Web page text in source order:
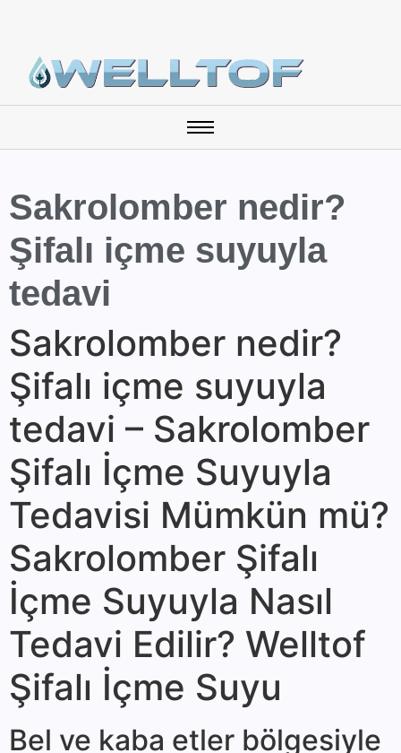
Sakrolomber nedir?
Şifalı içme suyuyla
tedavi
Sakrolomber nedir?
Şifalı içme suyuyla
tedavi – Sakrolomber
Şifalı İçme Suyuyla
Tedavisi Mümkün mü?
Sakrolomber Şifalı
İçme Suyuyla Nasıl
Tedavi Edilir? Welltof
Şifalı İçme Suyu
Bel ve kaba etler bölgesiyle